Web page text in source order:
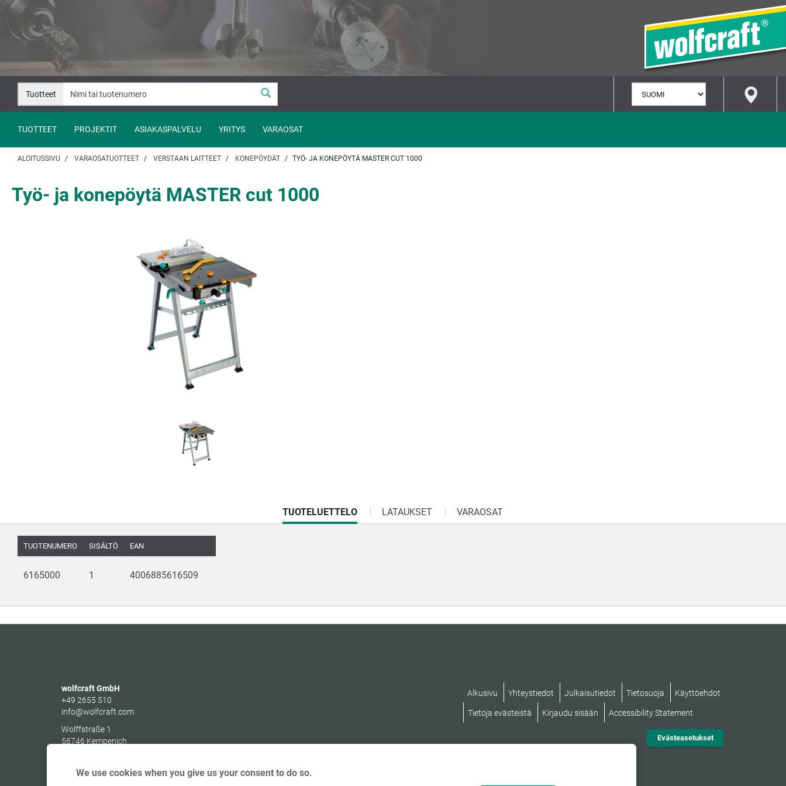
Siirry
sisältöön
Siirry
navigaatioon
Tuotteet
KIELI
TUOTTEET PROJEKTIT ASIAKASPALVELU YRITYS VARAOSAT
ALOITUSSIVU VARAOSATUOTTEET VERSTAAN LAITTEET KONEPÖYDÄT TYÖ- JA KONEPÖYTÄ MASTER CUT 1000
Työ- ja konepöytä MASTER cut 1000
CURRENT
TAB:
TUOTELUETTELO LATAUKSET VARAOSAT
TUOTENUMERO SISÄLTÖ EAN
6165000 1 4006885616509
wolfcraft GmbH
+49 2655 510
info@wolfcraft.com
Wolffstraße 1
56746 Kempenich
Alkusivu Yhteystiedot Julkaisutiedot Tietosuoja Käyttöehdot
Tietoja evästeistä Kirjaudu sisään Accessibility Statement
Evästeasetukset
We use cookies when you give us your consent to do so.